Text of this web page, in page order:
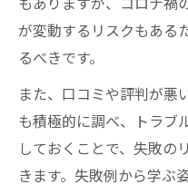
とは
投資用マンシ
る理由
大阪府で献身を活
不動産投資で
とは
が変動するリスクもある
るべきです。
また、口コミや評判が悪
も積極的に調べ、トラブ
しておくことで、失敗の
きます。失敗例から学ぶ